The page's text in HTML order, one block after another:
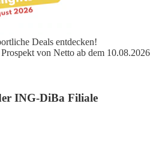
Deals entdecken!
von Netto ab dem 10.08.2026
ING-DiBa Filiale